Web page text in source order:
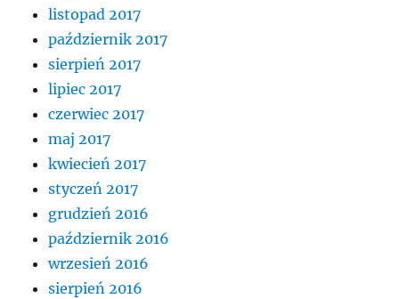
listopad 2017
październik 2017
sierpień 2017
lipiec 2017
czerwiec 2017
maj 2017
kwiecień 2017
styczeń 2017
grudzień 2016
październik 2016
wrzesień 2016
sierpień 2016